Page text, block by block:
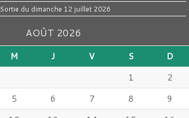
Sortie du dimanche 12 juillet 2026
AOÛT 2026
M J V S
D
1
2
5 6 7 8
9